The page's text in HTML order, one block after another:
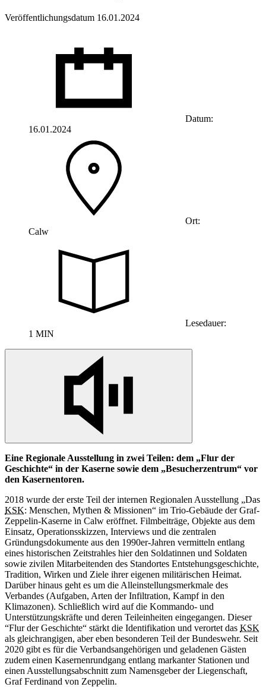
Veröffentlichungsdatum 16.01.2024
Datum:
16.01.2024
Ort:
Calw
Lesedauer:
1 MIN
Eine Regionale Ausstellung in zwei Teilen: dem „Flur der
Geschichte“ in der Kaserne sowie dem „Besucherzentrum“ vor
den Kasernentoren.
2018 wurde der erste Teil der internen Regionalen Ausstellung „Das
KSK: Menschen, Mythen & Missionen“ im Trio-Gebäude der Graf-
Zeppelin-Kaserne in Calw eröffnet. Filmbeiträge, Objekte aus dem
Einsatz, Operationsskizzen, Interviews und die zentralen
Gründungsdokumente aus den 1990er-Jahren vermitteln entlang
eines historischen Zeitstrahles hier den Soldatinnen und Soldaten
sowie zivilen Mitarbeitenden des Standortes Entstehungsgeschichte,
Tradition, Wirken und Ziele ihrer eigenen militärischen Heimat.
Darüber hinaus geht es um die Alleinstellungsmerkmale des
Verbandes (Aufgaben, Arten derInfiltration, Kampfin den
Klimazonen). Schließlich wird auf die Kommando- und
Unterstützungskräfte und deren Teileinheiten eingegangen. Dieser
“Flur der Geschichte“ stärkt die Identifikation und verortet das KSK
als gleichrangigen, aber eben besonderen Teil der Bundeswehr. Seit
2020 gibt es für die Verbandsangehörigen und geladenen Gästen
zudem einen Kasernenrundgang entlang markanter Stationen und
einen Ausstellungsabschnitt zum Namensgeber der Liegenschaft,
Graf Ferdinand von Zeppelin.